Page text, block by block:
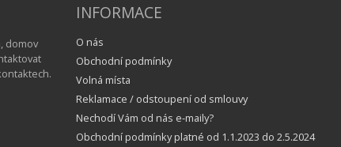
domov
INFORMACE
O nás
Obchodní podmínky
Volná místa
Reklamace / odstoupení od smlouvy
Nechodí Vám od nás e-maily?
Obchodní podmínky platné od 1.1.2023 do 2.5.2024